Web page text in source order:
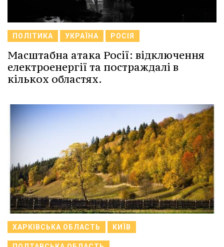
ПОЛІТИКА УКРАЇНА РОСІЯ
Масштабна атака Росії: відключення
електроенергії та постраждалі в
кількох областях.
ХАРКІВСЬКА ОБЛАСТЬ КИЇВ